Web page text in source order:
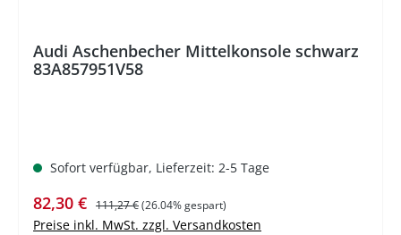
Audi Aschenbecher Mittelkonsole schwarz
83A857951V58
Sofort verfügbar, Lieferzeit: 2-5 Tage
Verkaufspreis:
82,30 € Regulärer Preis:
111,27 €(26.04% gespart)
Preise inkl. MwSt. zzgl. Versandkosten